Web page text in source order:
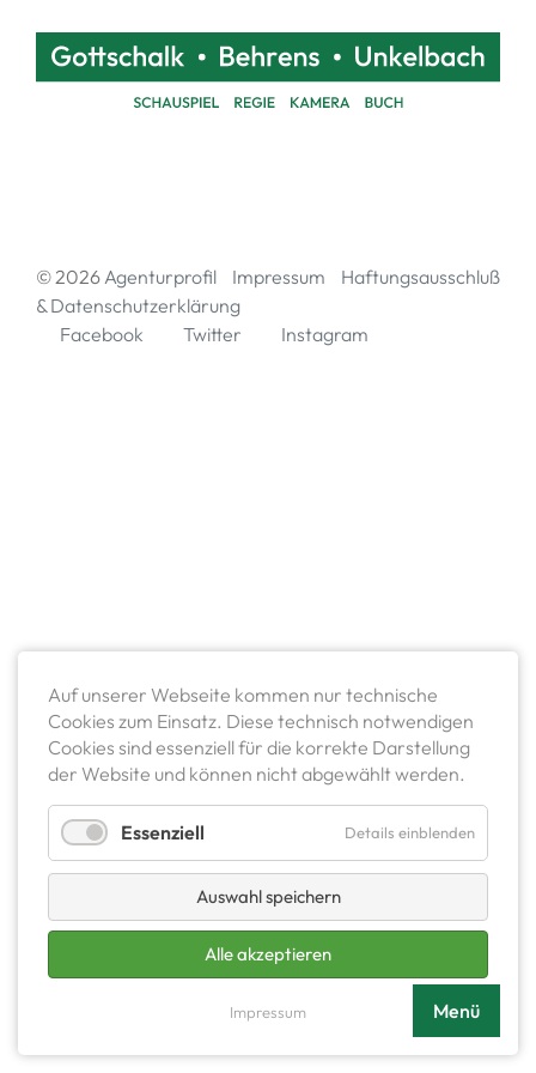
Menü
© 2026Agenturprofil Impressum
Haftungsausschluß
& Datenschutzerklärung
Facebook
Twitter Instagram
Auf unserer Webseite kommen nur technische
Cookies zum Einsatz. Diese technisch notwendigen
Cookies sind essenziell für die korrekte Darstellung
der Website und können nicht abgewählt werden.
Essenziell Details einblenden
Auswahl speichern
Alle akzeptieren
Impressum